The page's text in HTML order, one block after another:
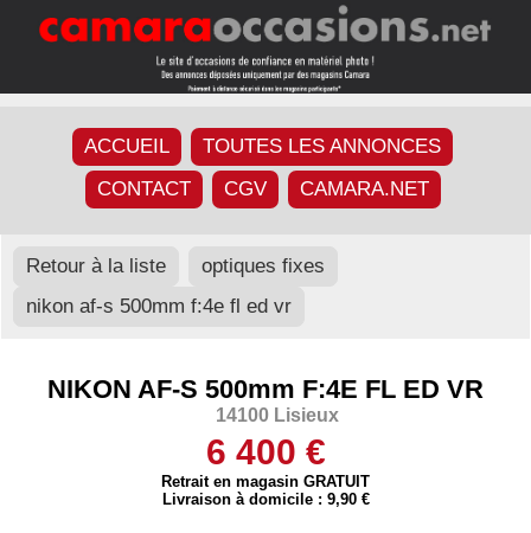
ACCUEIL
TOUTES LES ANNONCES
CONTACT
CGV CAMARA.NET
Retour à la liste
optiques fixes
nikon af-s 500mm f:4e fl ed vr
NIKON AF-S 500mm F:4E FL ED VR
14100 Lisieux
6 400 €
Retrait en magasin GRATUIT
Livraison à domicile : 9,90 €